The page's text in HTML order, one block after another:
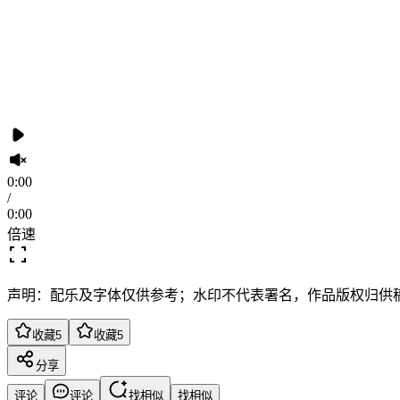
0:00
/
0:00
倍速
声明：配乐及字体仅供参考；水印不代表署名，作品版权归供
收藏5 收藏5
分享
评论 评论 找相似 找相似